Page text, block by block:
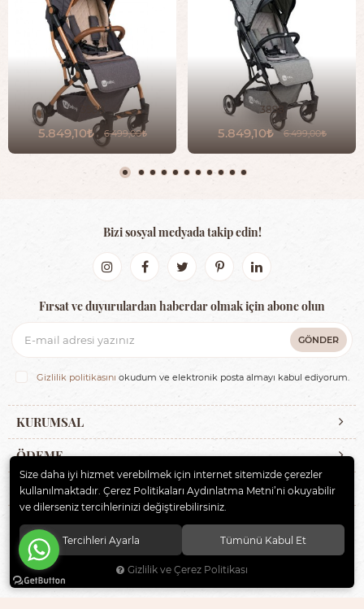
3988
5.849,10 6.499,00
3898
5.849,10 6.499,00
KURUMSAL
ÖDEME
İLETİŞİM
Bizi sosyal medyada takip edin!
Fırsat ve duyurulardan haberdar olmak için abone olun
GÖNDER
Gizlilik politikasını okudum ve elektronik posta almayı kabul ediyorum.
© 2020 ERBAYBEBE BİSİKLET VE ÇOCUK GEREÇLERİ. Tüm hakları
saklıdır.
Size daha iyi hizmet verebilmek için internet sitemizde çerezler
kullanılmaktadır. Çerez Politikaları Aydınlatma Metni’ni okuyabilir
ve dilerseniz tercihlerinizi değiştirebilirsiniz.
Tercihleri Ayarla Tümünü Kabul Et
Gizlilik ve Çerez Politikası